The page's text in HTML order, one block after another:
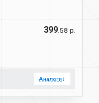
399.58 р.
Аналоги↓